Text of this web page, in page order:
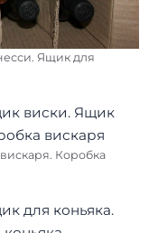
Ящик для
Коробка